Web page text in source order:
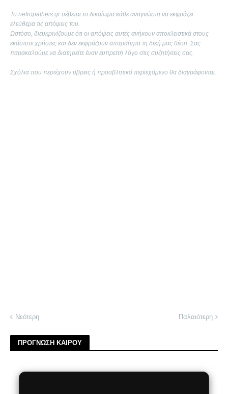
Το nefropatheis.gr σέβεται το δικαίωμα κάθε αναγνώστη να εκφράζει
ελεύθερα τις απόψεις του.
Ωστόσο, διευκρινίζουμε ότι οι απόψεις αυτές ανήκουν αποκλειστικά στους
εκάστοτε χρήστες και δεν εκφράζουν απαραίτητα τη δική μας θέση. Σας
παρακαλούμε να διατηρείτε έναν ευπρεπή λόγο στις συζητήσεις σας.
Σχόλια που περιέχουν ύβρεις ή προσβλητικό περιεχόμενο θα διαγράφονται.
Νεότερη Παλαιότερη
ΠΡΟΓΝΩΣΗ ΚΑΙΡΟΥ